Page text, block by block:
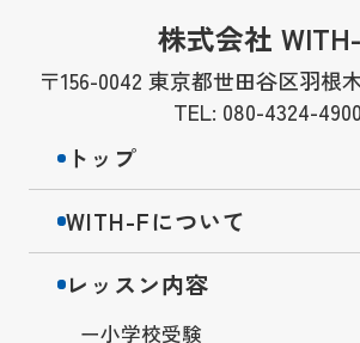
株式会社
〒156-0042 東京都世田谷区羽根
TEL: 080-4324-4900
トップ
WITH-Fについて
レッスン内容
小学校受験